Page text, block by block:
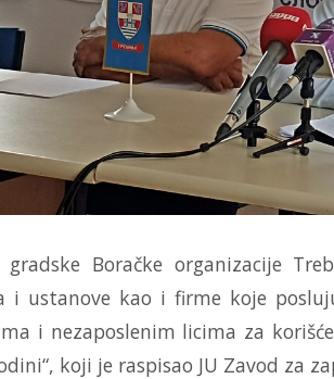
gradske Boračke organizacije
i ustanove kao i firme koje
i nezaposlenim licima za
koji je raspisao JU Zavod za